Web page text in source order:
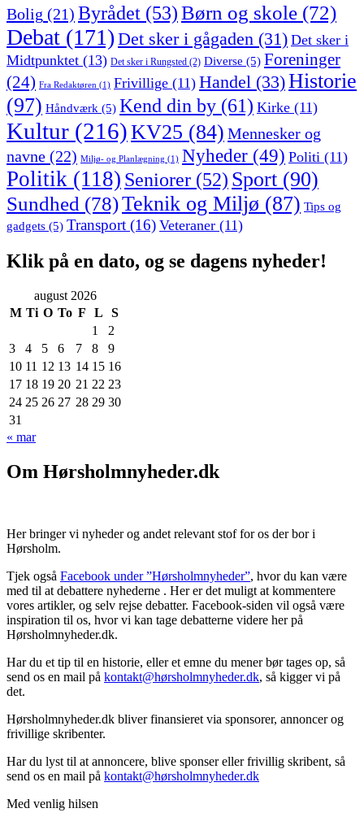
Bolig (21) Byrådet (53)Børn og skole (72)
Debat (171) Det sker i gågaden (31) Det sker i
Midtpunktet (13) Det sker i Rungsted (2) Diverse (5) Foreninger
(24) Fra Redaktøren (1) Frivillige (11) Handel (33)Historie
(97) Håndværk (5) Kend din by (61) Kirke (11)
Kultur (216)KV25 (84) Mennesker og
navne (22) Miljø- og Planlægning (1) Nyheder (49) Politi (11)
Politik (118) Seniorer (52) Sport (90)
Sundhed (78)Teknik og Miljø (87) Tips og
gadgets (5) Transport (16) Veteraner (11)
Klik på en dato, og se dagens nyheder!
august 2026
M Ti O To F L
S
1
2
3
4 5 6 7 8
9
10 11 12 13 14 15 16
17 18 19 20 21 22 23
24 25 26 27 28 29 30
31
« mar
Om Hørsholmnyheder.dk
Her bringer vi nyheder og andet relevant stof for os der bor i
Hørsholm.
Tjek også Facebook under ”Hørsholmnyheder”, hvor du kan være
med til at debattere nyhederne . Her er det muligt at kommentere
vores artikler, og selv rejse debatter. Facebook-siden vil også være
inspiration til os, hvor vi kan tage debatterne videre her på
Hørsholmnyheder.dk.
Har du et tip til en historie, eller et emne du mener bør tages op, så
send os en mail på kontakt@hørsholmnyheder.dk, så kigger vi på
det.
Hørsholmnyheder.dk bliver finansieret via sponsorer, annoncer og
frivillige skribenter.
Har du lyst til at annoncere, blive sponser eller frivillig skribent, så
send os en mail på kontakt@hørsholmnyheder.dk
Med venlig hilsen